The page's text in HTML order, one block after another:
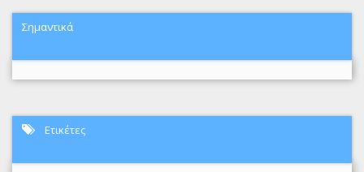
Σημαντικά
Ετικέτες